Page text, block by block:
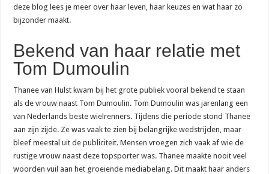
0900 nummer kosten: wat betaal je en hoe zit het precies?
0900 ov 9292: wat kost het en wanneer bel je dit nummer?
085 nummer kosten: wat betaal je per maand?
0900 9292: het telefoonnummer voor reisinfo in het ov
Telefoniekosten vergelijken: zo weet je of je te veel betaalt
070 2079487: wat is dit nummer en wie zit erachter?
06:06 op je klok: wat betekent dit engelengetal?
0900-1884: het klantenservicenummer van Ziggo
deze blog lees je meer over haar leven, haar keuzes en wat haar zo
bijzonder maakt.
Bekend van haar relatie met
Tom Dumoulin
Thanee van Hulst kwam bij het grote publiek vooral bekend te staan
als de vrouw naast Tom Dumoulin. Tom Dumoulin was jarenlang een
van Nederlands beste wielrenners. Tijdens die periode stond Thanee
aan zijn zijde. Ze was vaak te zien bij belangrijke wedstrijden, maar
bleef meestal uit de publiciteit. Mensen vroegen zich vaak af wie de
rustige vrouw naast deze topsporter was. Thanee maakte nooit veel
woorden vuil aan het groeiende mediabelang. Dit maakt haar anders